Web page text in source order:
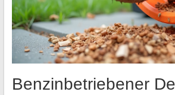
Benzinbetriebener